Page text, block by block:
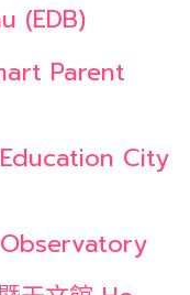
(EDB)
Parent
City